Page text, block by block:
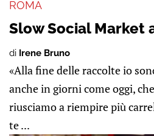
ROMA
Slow Social Market
di Irene Bruno
«Alla fine delle raccolte io
anche in giorni come oggi,
riusciamo a riempire più
te ...